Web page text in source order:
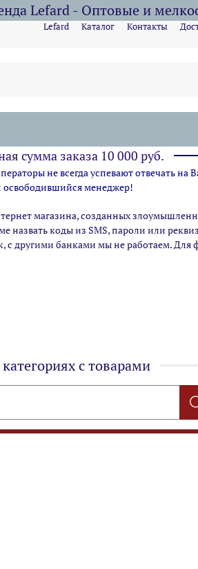
Lefard - Оптовые и
Lefard Каталог Контакты
сумма заказа 10 000 руб.
не всегда успевают отвечать на
освободившийся менеджер!
магазина,созданных
назвать коды из SMS, пароли или
с другими банками мы не работаем.
с товарами